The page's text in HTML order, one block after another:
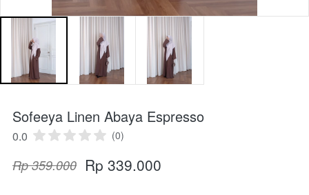
Sofeeya Linen Abaya Espresso
0.0 (0)
Rp 359.000 Rp 339.000